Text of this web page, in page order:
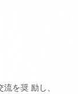
を奨 励し、